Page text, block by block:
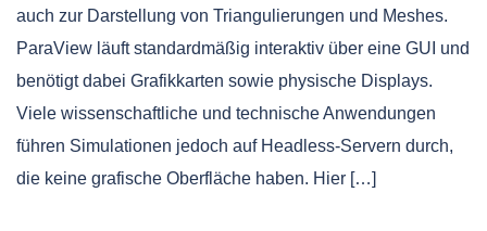
auch zur Darstellung von Triangulierungen und Meshes.
ParaView läuft standardmäßig interaktiv über eine GUI und
benötigt dabei Grafikkarten sowie physische Displays.
Viele wissenschaftliche und technische Anwendungen
führen Simulationen jedoch auf Headless-Servern durch,
die keine grafische Oberfläche haben. Hier […]